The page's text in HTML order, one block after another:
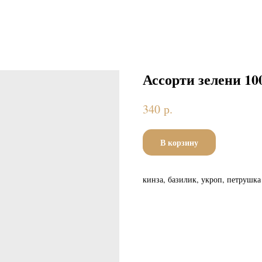
Ассорти зелени
340 р.
В корзину
кинза, базилик, укроп, петрушка